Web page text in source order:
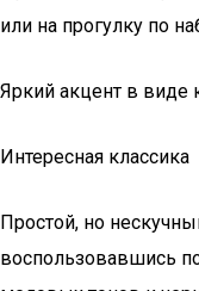
или на прогулку по
Яркий акцент в виде
Интересная классика
Простой, но
воспользовавшись